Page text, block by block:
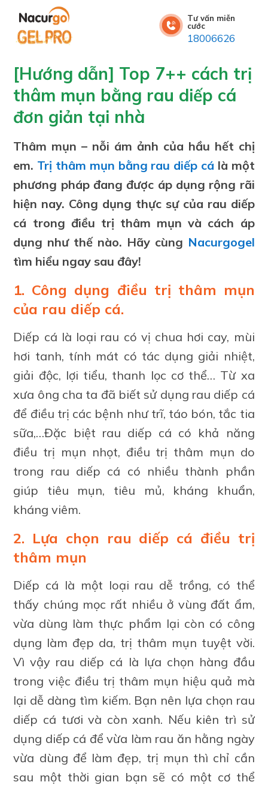
Tư vấn miễn
cước
18006626
[Hướng dẫn] Top 7++ cách trị
thâm mụn bằng rau diếp cá
đơn giản tại nhà
Thâm mụn – nỗi ám ảnh của hầu hết chị
em. Trị thâm mụn bằng rau diếp cá là một
phương pháp đang được áp dụng rộng rãi
hiện nay. Công dụng thực sự của rau diếp
cá trong điều trị thâm mụn và cách áp
dụng như thế nào. Hãy cùng Nacurgogel
tìm hiểu ngay sau đây!
1. Công dụng điều trị thâm mụn
của rau diếp cá.
Diếp cá là loại rau có vị chua hơi cay, mùi
hơi tanh, tính mát có tác dụng giải nhiệt,
giải độc, lợi tiểu, thanh lọc cơ thể… Từ xa
xưa ông cha ta đã biết sử dụng rau diếp cá
để điều trị các bệnh như trĩ, táo bón, tắc tia
sữa,…Đặc biệt rau diếp cá có khả năng
điều trị mụn nhọt, điều trị thâm mụn do
trong rau diếp cá có nhiều thành phần
giúp tiêu mụn, tiêu mủ, kháng khuẩn,
kháng viêm.
2. Lựa chọn rau diếp cá điều trị
thâm mụn
Diếp cá là một loại rau dễ trồng, có thể
thấy chúng mọc rất nhiều ở vùng đất ẩm,
vừa dùng làm thực phẩm lại còn có công
dụng làm đẹp da, trị thâm mụn tuyệt vời.
Vì vậy rau diếp cá là lựa chọn hàng đầu
trong việc điều trị thâm mụn hiệu quả mà
lại dễ dàng tìm kiếm. Bạn nên lựa chọn rau
diếp cá tươi và còn xanh. Nếu kiên trì sử
dụng diếp cá để vừa làm rau ăn hằng ngày
vừa dùng để làm đẹp, trị mụn thì chỉ cần
sau một thời gian bạn sẽ có một cơ thể